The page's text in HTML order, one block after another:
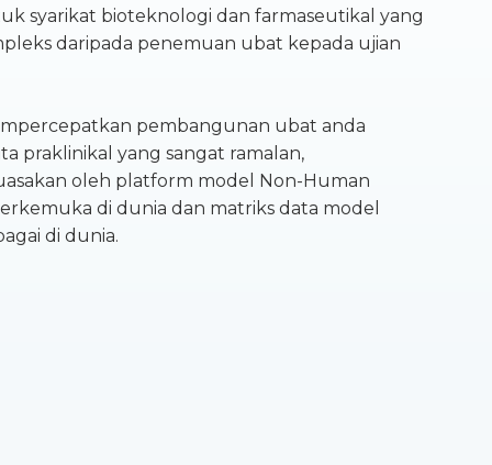
syarikat bioteknologi dan farmaseutikal yang
daripada penemuan ubat kepada ujian
pembangunan ubat anda
praklinikal yang sangat ramalan,
oleh platform model Non-Human
di dunia dan matriks data model
di dunia.